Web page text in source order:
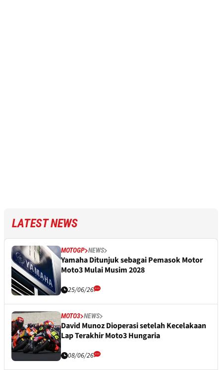
LATEST NEWS
MOTOGP NEWS
Yamaha Ditunjuk sebagai Pemasok Motor
Moto3 Mulai Musim 2028
25/06/26
MOTO3 NEWS
David Munoz Dioperasi setelah Kecelakaan
Lap Terakhir Moto3 Hungaria
08/06/26